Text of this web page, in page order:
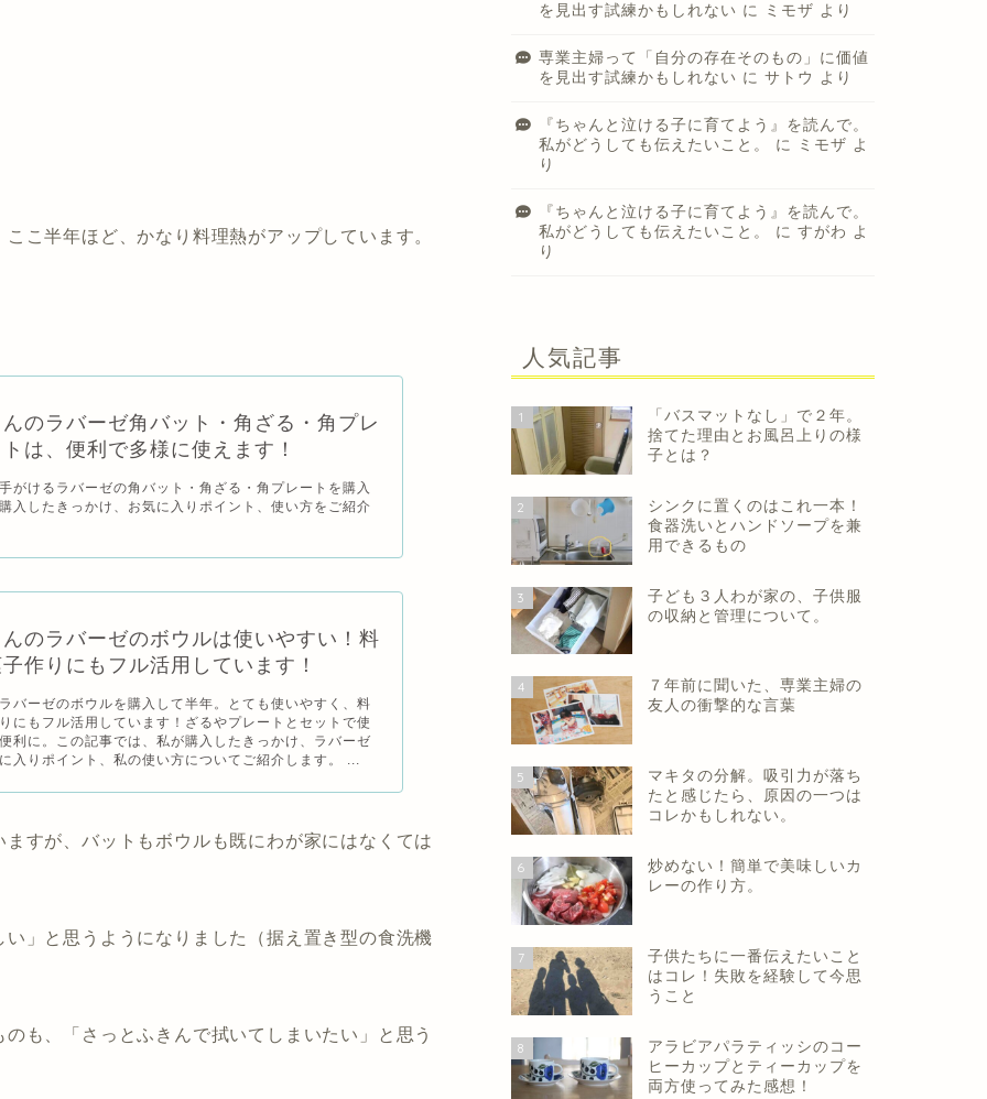
こ半年ほど、かなり料理熱がアップしています。
のラバーゼ角バット・角ざる・角プレ
は、便利で多様に使えます！
がけるラバーゼの角バット・角ざる・角プレートを購入
入したきっかけ、お気に入りポイント、使い方をご紹介
のラバーゼのボウルは使いやすい！料
作りにもフル活用しています！
バーゼのボウルを購入して半年。とても使いやすく、料
にもフル活用しています！ざるやプレートとセットで使
利に。この記事では、私が購入したきっかけ、ラバーゼ
入りポイント、私の使い方についてご紹介します。 ...
すが、バットもボウルも既にわが家にはなくては
」と思うようになりました（据え置き型の食洗機
も、「さっとふきんで拭いてしまいたい」と思う
を見出す試練かもしれない に ミモザ より
専業主婦って「自分の存在そのもの」に価値
を見出す試練かもしれない に サトウ より
『ちゃんと泣ける子に育てよう』を読んで。
私がどうしても伝えたいこと。
に ミモザ よ
り
『ちゃんと泣ける子に育てよう』を読んで。
私がどうしても伝えたいこと。
に すがわ よ
り
人気記事
1
「バスマットなし」で２年。
捨てた理由とお風呂上りの様
子とは？
2
シンクに置くのはこれ一本！
食器洗いとハンドソープを兼
用できるもの
3
子ども３人わが家の、子供服
の収納と管理について。
4
７年前に聞いた、専業主婦の
友人の衝撃的な言葉
5
マキタの分解。吸引力が落ち
たと感じたら、原因の一つは
コレかもしれない。
6
炒めない！簡単で美味しいカ
レーの作り方。
7
子供たちに一番伝えたいこと
はコレ！失敗を経験して今思
うこと
8
アラビアパラティッシのコー
ヒーカップとティーカップを
両方使ってみた感想！